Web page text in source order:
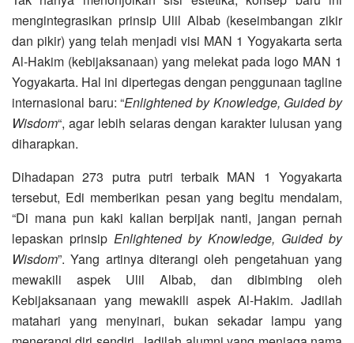
mengintegrasikan prinsip Ulil Albab (keseimbangan zikir
dan pikir) yang telah menjadi visi MAN 1 Yogyakarta serta
Al-Hakim (kebijaksanaan) yang melekat pada logo MAN 1
Yogyakarta. Hal ini dipertegas dengan penggunaan tagline
internasional baru: “Enlightened by Knowledge, Guided by
Wisdom“, agar lebih selaras dengan karakter lulusan yang
diharapkan.
Dihadapan 273 putra putri terbaik MAN 1 Yogyakarta
tersebut, Edi memberikan pesan yang begitu mendalam,
“Di mana pun kaki kalian berpijak nanti, jangan pernah
lepaskan prinsip Enlightened by Knowledge, Guided by
Wisdom”. Yang artinya diterangi oleh pengetahuan yang
mewakili aspek Ulil Albab, dan dibimbing oleh
Kebijaksanaan yang mewakili aspek Al-Hakim. Jadilah
matahari yang menyinari, bukan sekadar lampu yang